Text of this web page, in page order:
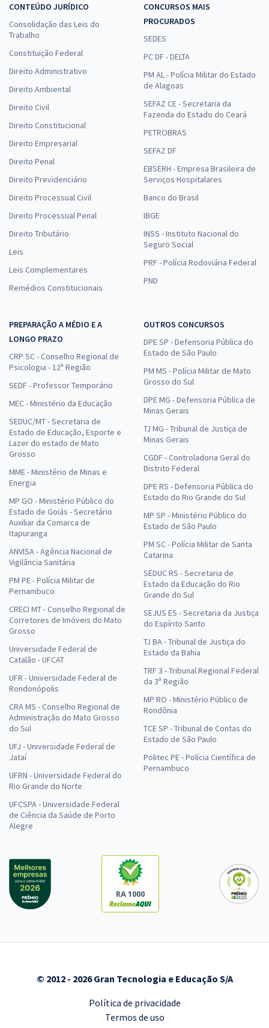
CONTEÚDO JURÍDICO
Consolidação das Leis do
Trabalho
Constituição Federal
Direito Administrativo
Direito Ambiental
Direito Civil
Direito Constitucional
Direito Empresarial
Direito Penal
Direito Previdenciário
Direito Processual Civil
Direito Processual Penal
Direito Tributário
Leis
Leis Complementares
Remédios Constitucionais
CONCURSOS MAIS
PROCURADOS
SEDES
PC DF - DELTA
PM AL - Polícia Militar do Estado
de Alagoas
SEFAZ CE - Secretaria da
Fazenda do Estado do Ceará
PETROBRAS
SEFAZ DF
EBSERH - Empresa Brasileira de
Serviços Hospitalares
Banco do Brasil
IBGE
INSS - Instituto Nacional do
Seguro Social
PRF - Polícia Rodoviária Federal
PND
PREPARAÇÃO A MÉDIO E A
LONGO PRAZO
CRP SC - Conselho Regional de
Psicologia - 12ª Região
SEDF - Professor Temporário
MEC - Ministério da Educação
SEDUC/MT - Secretaria de
Estado de Educação, Esporte e
Lazer do estado de Mato
Grosso
MME - Ministério de Minas e
Energia
MP GO - Ministério Público do
Estado de Goiás - Secretário
Auxiliar da Comarca de
Itapuranga
ANVISA - Agência Nacional de
Vigilância Sanitária
PM PE - Polícia Militar de
Pernambuco
CRECI MT - Conselho Regional de
Corretores de Imóveis do Mato
Grosso
Universidade Federal de
Catalão - UFCAT
UFR - Universidade Federal de
Rondonópolis
CRA MS - Conselho Regional de
Administração do Mato Grosso
do Sul
UFJ - Universidade Federal de
Jataí
UFRN - Universidade Federal do
Rio Grande do Norte
UFCSPA - Universidade Federal
de Ciência da Saúde de Porto
Alegre
OUTROS CONCURSOS
DPE SP - Defensoria Pública do
Estado de São Paulo
PM MS - Polícia Militar de Mato
Grosso do Sul
DPE MG - Defensoria Pública de
Minas Gerais
TJ MG - Tribunal de Justiça de
Minas Gerais
CGDF - Controladoria Geral do
Distrito Federal
DPE RS - Defensoria Pública do
Estado do Rio Grande do Sul
MP SP - Ministério Público do
Estado de São Paulo
PM SC - Polícia Militar de Santa
Catarina
SEDUC RS - Secretaria de
Estado da Educação do Rio
Grande do Sul
SEJUS ES - Secretaria da Justiça
do Espírito Santo
TJ BA - Tribunal de Justiça do
Estado da Bahia
TRF 3 - Tribunal Regional Federal
da 3ª Região
MP RO - Ministério Público de
Rondônia
TCE SP - Tribunal de Contas do
Estado de São Paulo
Politec PE - Polícia Científica de
Pernambuco
RA 1000
© 2012 - 2026 Gran Tecnologia e Educação S/A
Política de privacidade
Termos de uso